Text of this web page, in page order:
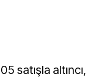
satışla altıncı,